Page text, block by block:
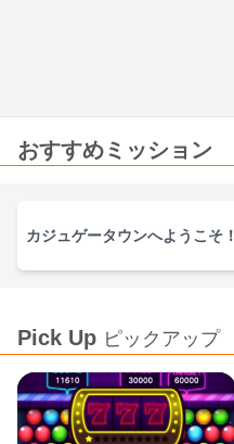
おすすめミッション
カジュゲータウンへようこそ！
Pick Up ピックアップ